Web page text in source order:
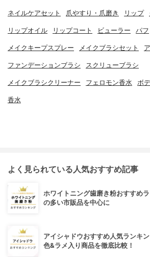
ネイルケアセット 爪やすり・爪磨き リップ
リップオイル リップコート ビューラー パフ
メイクキープスプレー メイクブラシセット
ファンデーションブラシ スクリューブラシ
メイクブラシクリーナー フェロモン香水 ボ
香水
よく見られている人気おすすめ記事
ホワイトニング歯磨き粉おすすめ
の多い市販品を中心に
アイシャドウおすすめ人気ランキ
色&ラメ入り商品を徹底比較！